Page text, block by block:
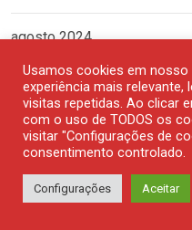
agosto 2024
julho 2024
junho 2024
maio 2024
Usamos cookies em
experiência mais
visitas repetidas. Ao clicar
com o uso de TODOS os
visitar "Configurações de
consentimento controlado.
Configurações Aceitar